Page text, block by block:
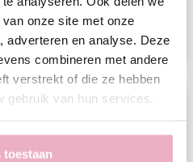
onze site met onze
adverteren en analyse. Deze
combineren met andere
verstrekt of die ze hebben
gebruik van hun services.
toestaan